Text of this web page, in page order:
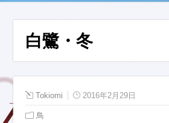
白鷺・冬
Tokiomi 2016年2月29日
鳥